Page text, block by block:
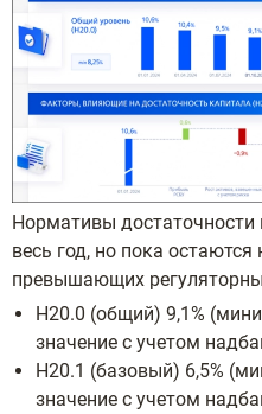
Нормативы
весь год, но пока остаются
превышающих
Н20.0 (общий) 9,1%
значение с учетом
Н20.1 (базовый) 6,5%
значение с учетом